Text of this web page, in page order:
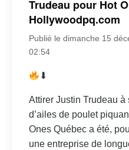
Trudeau pour Hot
Hollywoodpq.com
Publié le dimanche 15
02:54
⬇
Attirer Justin Trudeau
d’ailes de poulet
Ones Québec a été,
une entreprise de